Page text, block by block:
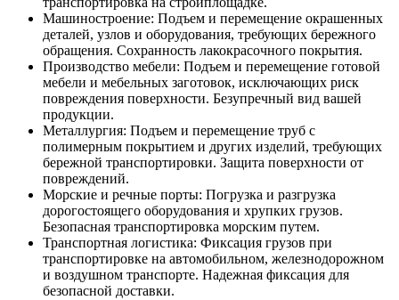
Машиностроение: Подъем и перемещение окрашенных
деталей, узлов и оборудования, требующих бережного
обращения. Сохранность лакокрасочного покрытия.
Производство мебели: Подъем и перемещение готовой
мебели и мебельных заготовок, исключающих риск
повреждения поверхности. Безупречный вид вашей
продукции.
Металлургия: Подъем и перемещение труб с
полимерным покрытием и других изделий, требующих
бережной транспортировки. Защита поверхности от
повреждений.
Морские и речные порты: Погрузка и разгрузка
дорогостоящего оборудования и хрупких грузов.
Безопасная транспортировка морским путем.
Транспортная логистика: Фиксация грузов при
транспортировке на автомобильном, железнодорожном
и воздушном транспорте. Надежная фиксация для
безопасной доставки.